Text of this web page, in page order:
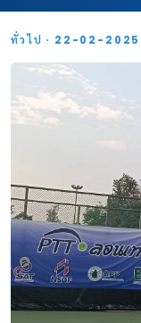
ทั่วไป · 22-02-2025